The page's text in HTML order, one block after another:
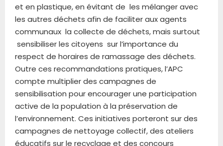
et en plastique, en évitant de les mélanger avec
les autres déchets afin de faciliter aux agents
communaux la collecte de déchets, mais surtout
sensibiliser les citoyens sur l’importance du
respect de horaires de ramassage des déchets.
Outre ces recommandations pratiques, l’APC
compte multiplier des campagnes de
sensibilisation pour encourager une participation
active de la population à la préservation de
l’environnement. Ces initiatives porteront sur des
campagnes de nettoyage collectif, des ateliers
éducatifs sur le recyclage et des concours